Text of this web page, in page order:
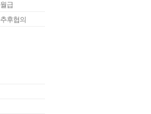
월급
추후협의